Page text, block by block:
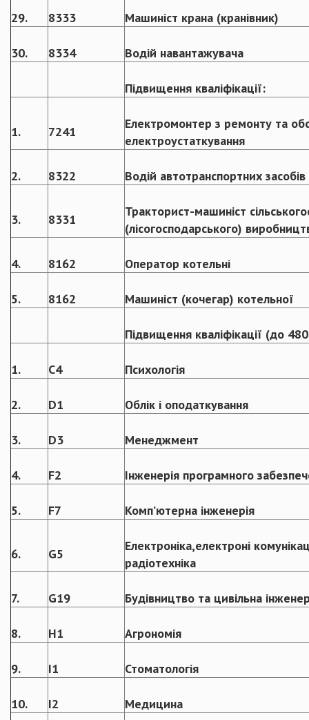
29. 8333 Машиніст крана (кранівник)
30. 8334 Водій навантажувача
Підвищення кваліфікації:
1. 7241
Електромонтер з ремонту та
електроустаткування
2. 8322 Водій автотранспортних засобів
3. 8331
Тракторист-машиніст
(лісогосподарського)
4. 8162 Оператор котельні
5. 8162 Машиніст (кочегар) котельної
Підвищення кваліфікації (до
1. С4 Психологія
2. D1 Облік і оподаткування
3. D3 Менеджмент
4. F2 Інженерія програмного
5. F7 Комп’ютерна інженерія
6. G5
Електроніка,електроні
радіотехніка
7. G19 Будівництво та цивільна
8. H1 Агрономія
9. I1 Стоматологія
10. I2 Медицина